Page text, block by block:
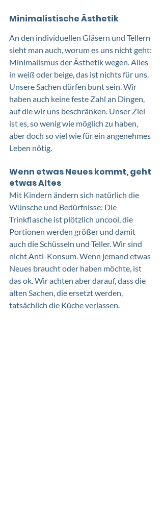
Minimalistische Ästhetik
An den individuellen Gläsern und Tellern
sieht man auch, worum es uns nicht geht:
Minimalismus der Ästhetik wegen. Alles
in weiß oder beige, das ist nichts für uns.
Unsere Sachen dürfen bunt sein. Wir
haben auch keine feste Zahl an Dingen,
auf die wir uns beschränken. Unser Ziel
ist es, so wenig wie möglich zu haben,
aber doch so viel wie für ein angenehmes
Leben nötig.
Wenn etwas Neues kommt, geht
etwas Altes
Mit Kindern ändern sich natürlich die
Wünsche und Bedürfnisse: Die
Trinkflasche ist plötzlich uncool, die
Portionen werden größer und damit
auch die Schüsseln und Teller. Wir sind
nicht Anti-Konsum. Wenn jemand etwas
Neues braucht oder haben möchte, ist
das ok. Wir achten aber darauf, dass die
alten Sachen, die ersetzt werden,
tatsächlich die Küche verlassen.